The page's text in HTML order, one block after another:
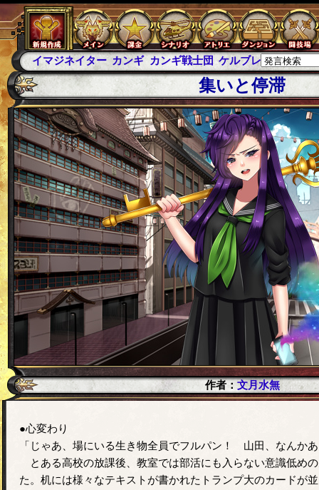
カンギ カンギ戦士団 ケルブレ ケルベロスブレイド スパ
集いと停滞
作者： 文月水無
●心変わり
「じゃあ、場にいる生き物全員でフルパン！ 山田、なんか
とある高校の放課後、教室では部活にも入らない意識低め
た。机には様々なテキストが書かれたトランプ大のカードが